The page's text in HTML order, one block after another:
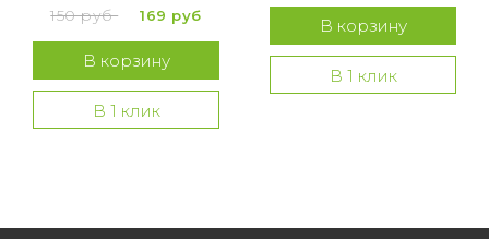
150 руб 169 руб
В корзину
В 1 клик
В корзину
В 1 клик